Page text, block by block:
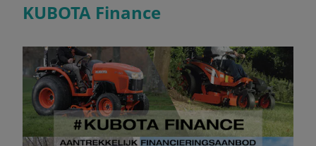
KUBOTA Finance